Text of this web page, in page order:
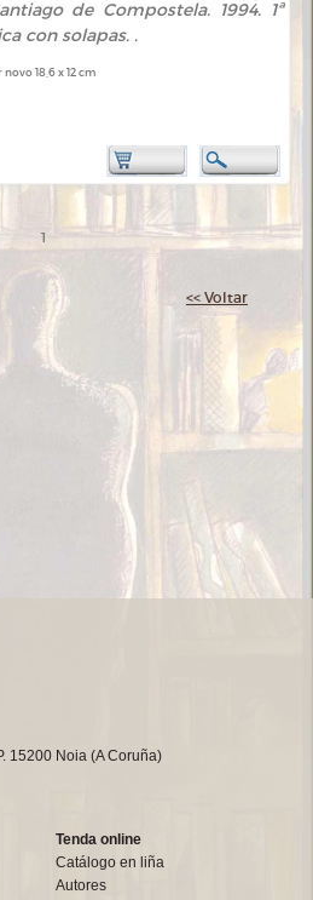
de Compostela. 1994. 1ª
con solapas. .
18,6 x 12 cm
1
<< Voltar
15200 Noia (A Coruña)
Tenda online
Catálogo en liña
Autores